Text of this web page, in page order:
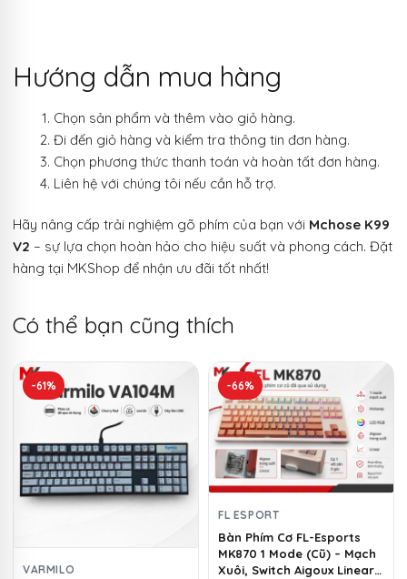
Hướng dẫn mua hàng
Chọn sản phẩm và thêm vào giỏ hàng.
Đi đến giỏ hàng và kiểm tra thông tin đơn hàng.
Chọn phương thức thanh toán và hoàn tất đơn hàng.
Liên hệ với chúng tôi nếu cần hỗ trợ.
Hãy nâng cấp trải nghiệm gõ phím của bạn với Mchose K99
V2 – sự lựa chọn hoàn hảo cho hiệu suất và phong cách. Đặt
hàng tại MKShop để nhận ưu đãi tốt nhất!
Có thể bạn cũng thích
-61%
VARMILO
-66%
FL ESPORT
Bàn Phím Cơ FL-Esports
MK870 1 Mode (Cũ) – Mạch
Xuôi, Switch Aigoux Linear |